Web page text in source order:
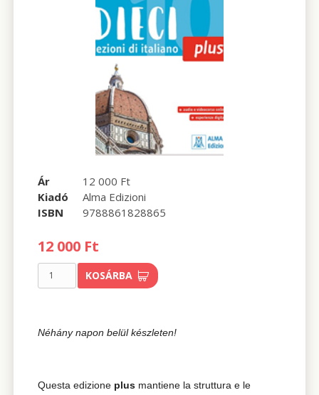
Ár
12 000 Ft
Kiadó
Alma Edizioni
ISBN
9788861828865
12 000 Ft
KOSÁRBA
Néhány napon belül készleten!
Questa edizione plusmantiene la struttura e le